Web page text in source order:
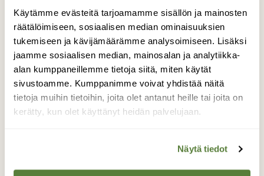
Käytämme evästeitä tarjoamamme sisällön ja mainosten
räätälöimiseen, sosiaalisen median ominaisuuksien
tukemiseen ja kävijämäärämme analysoimiseen. Lisäksi
jaamme sosiaalisen median, mainosalan ja analytiikka-
alan kumppaneillemme tietoja siitä, miten käytät
sivustoamme. Kumppanimme voivat yhdistää näitä
tietoja muihin tietoihin, joita olet antanut heille tai joita on
kerätty, kun olet käyttänyt heidän palvelujaan.
Näytä tiedot
Sinisiipi
Sinisiiven rauhallinen ruokailuhetki
kanervikossa Repoveden kansallispuistossa
Valkealassa. Perhonen on niin pieni ja kaunis.
Kuvaa katsoessa olen aistivinani syksyn
läheisyyden vaikka eletään vasta heinäkuun
Valokuvaaja: Maarit Siitonen, Valkeala 29.7.2019